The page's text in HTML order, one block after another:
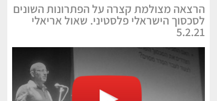
הרצאה מצולמת קצרה על הפתרונות השונים
לסכסוך הישראלי פלסטיני. שאול אריאלי
5.2.21